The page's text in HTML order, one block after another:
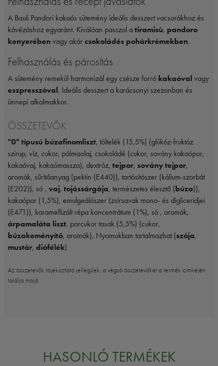
A Bauli Pandori kakaós sütemény ideális desszert vacsorákhoz és
kávézáshoz egyaránt. Kiválóan passzol a tiramisù, pandoro
kenyerében vagy akár csokoládés pohárkrémekben.
Felhasználás és párosítás
A sütemény remekül harmonizál egy csésze forró kakaóval vagy
eszpresszóval. Ideális desszert a karácsonyi szezonban és
ünnepi alkalmakkor.
ÖSSZETEVŐK
"0" típusú búzafinomliszt, töltelék (15,5%) (glükóz-fruktóz
szirup, víz, cukor, pálmaolaj, csokoládé (cukor, sovány kakaópor,
kakaóvaj, kakaómassza), dextróz, tejpor, sovány tejpor,
aromák, sűrítőanyag (pektin (E440)), tartósítószer (kálium-szorbát
(E202)), só , vaj, tojássárgája, természetes élesztő (búza)),
kakaópor (1,5%), emulgeálószer (zsírsavak mono- és digliceridjei
(E471)), karamellizált répa koncentrátum (1%), só , aromák,
árpamaláta liszt, porcukor tasak (5,5%) (cukor,
búzakeményítő, aromák), Nyomokban tartalmazhat (szója,
mustár, diófélék)
Az összetevők tájékoztató jellegűek, a végső összetevőket a termék cimkéjén
találja majd
HASONLÓ TERMÉKEK